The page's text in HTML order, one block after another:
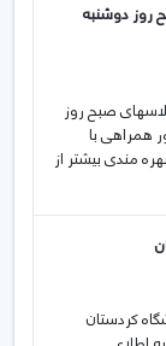
روز دوشنبه
کلاسهای صبح روز
منظور همراهی با
مندی بیشتر از
کردستان